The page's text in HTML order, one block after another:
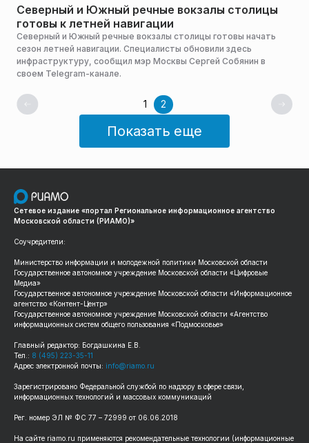
Северный и Южный речные вокзалы столицы
готовы к летней навигации
Северный и Южный речные вокзалы столицы готовы начать
сезон летней навигации. Специалисты обновили здесь
инфраструктуру, сообщил мэр Москвы Сергей Собянин в
своем Telegram-канале.
1 2
Показать еще
Сетевое издание «портал Региональное информационное агентство
Московской области (РИАМО)»
Соучредители:
Министерство информации и молодежной политики Московской области
Государственное автономное учреждение Московской области «Цифровые
Медиа»
Государственное автономное учреждение Московской области «Информационное
агентство «Контент-Центр»
Государственное автономное учреждение Московской области «Агентство
информационных систем общего пользования «Подмосковье»
Главный редактор: Богдашкина Е.В.
Тел.: 8 (495) 223-35-11
Адрес электронной почты: info@riamo.ru
Зарегистрировано Федеральной службой по надзору в сфере связи,
информационных технологий и массовых коммуникаций
Рег. номер ЭЛ № ФС 77 – 72999 от 06.06.2018
На сайте riamo.ru применяются рекомендательные технологии (информационные